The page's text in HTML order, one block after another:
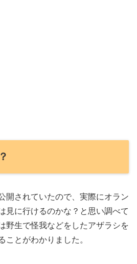
開されていたので、実際にオラン
見に行けるのかな？と思い調べて
野生で怪我などをしたアザラシを
ことがわかりました。